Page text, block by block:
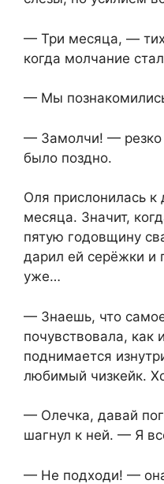
— Три месяца, —
когда молчание
— Мы
— Замолчи! — резко
было поздно.
Оля прислонилась к
месяца. Значит,
пятую годовщину
дарил ей серёжки и
уже…
— Знаешь, что
почувствовала, как
поднимается
любимый чизкейк.
— Олечка, давай
шагнул к ней. — Я
— Не подходи! —